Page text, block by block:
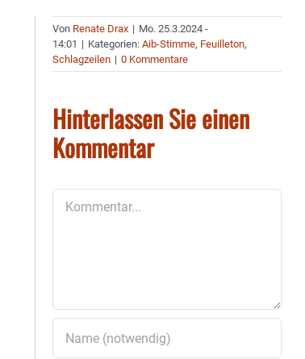
Von Renate Drax | Mo. 25.3.2024 -
14:01 | Kategorien:Aib-Stimme, Feuilleton,
Schlagzeilen | 0 Kommentare
Hinterlassen Sie einen
Kommentar